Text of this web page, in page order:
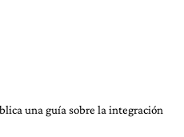
una guía sobre la integración